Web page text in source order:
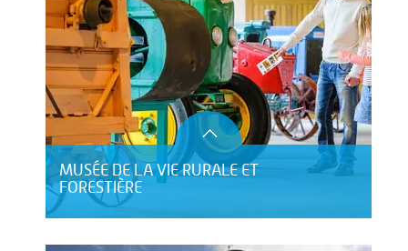
MUSÉE DE LA VIE RURALE ET
FORESTIÈRE